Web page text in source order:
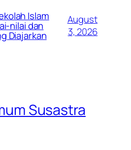
Islam
nilai dan
Diajarkan
August
3, 2026
Susastra